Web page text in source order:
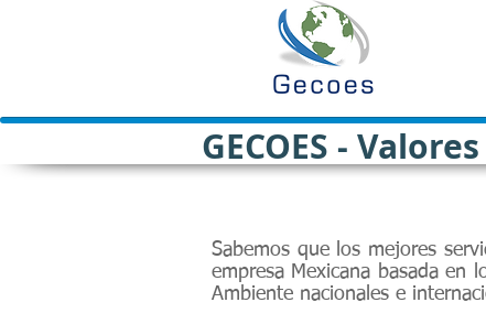
GECOES - Valores
Sabemos que los mejores
empresa Mexicana basada en
Ambiente nacionales e